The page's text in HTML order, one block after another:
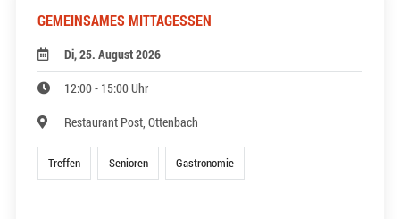
GEMEINSAMES MITTAGESSEN
Di, 25. August 2026
12:00 - 15:00 Uhr
Restaurant Post, Ottenbach
Treffen Senioren Gastronomie